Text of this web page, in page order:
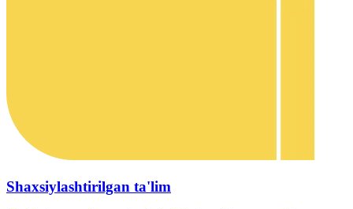
Shaxsiylashtirilgan ta'lim